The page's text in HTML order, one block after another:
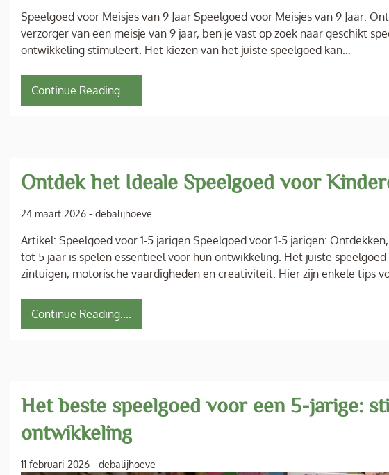
Speelgoed voor Meisjes van 9 Jaar Speelgoed voor Meisjes van 9 Jaar:
verzorger van een meisje van 9 jaar, ben je vast op zoek naar geschikt
ontwikkeling stimuleert. Het kiezen van het juiste speelgoed kan…
Continue Reading....
Ontdek het Ideale Speelgoed voor
24 maart 2026 - debalijhoeve
Artikel: Speelgoed voor 1-5 jarigen Speelgoed voor 1-5 jarigen:
tot 5 jaar is spelen essentieel voor hun ontwikkeling. Het juiste
zintuigen, motorische vaardigheden en creativiteit. Hier zijn enkele tips
Continue Reading....
Het beste speelgoed voor een 5-jarige:
ontwikkeling
11 februari 2026 - debalijhoeve